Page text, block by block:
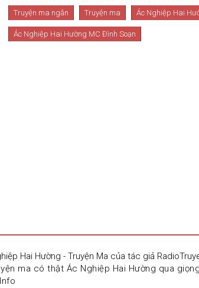
Truyện ma ngắn Truyện ma Ác Nghiệp Hai
Ác Nghiệp Hai Hường MC Đình Soạn
Hai Hường - Truyện Ma của tác giả
ma có thật Ác Nghiệp Hai Hường qua